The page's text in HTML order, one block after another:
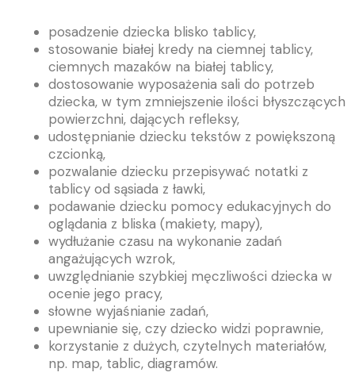
posadzenie dziecka blisko tablicy,
stosowanie białej kredy na ciemnej tablicy,
ciemnych mazaków na białej tablicy,
dostosowanie wyposażenia sali do potrzeb
dziecka, w tym zmniejszenie ilości błyszczących
powierzchni, dających refleksy,
udostępnianie dziecku tekstów z powiększoną
czcionką,
pozwalanie dziecku przepisywać notatki z
tablicy od sąsiada z ławki,
podawanie dziecku pomocy edukacyjnych do
oglądania z bliska (makiety, mapy),
wydłużanie czasu na wykonanie zadań
angażujących wzrok,
uwzględnianie szybkiej męczliwości dziecka w
ocenie jego pracy,
słowne wyjaśnianie zadań,
upewnianie się, czy dziecko widzi poprawnie,
korzystanie z dużych, czytelnych materiałów,
np. map, tablic, diagramów.